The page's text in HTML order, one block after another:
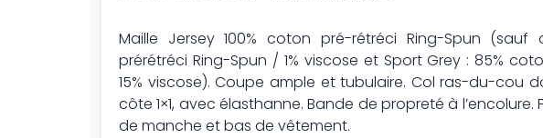
Maille Jersey 100% coton pré-rétréci Ring-Spun
prérétréci Ring-Spun / 1% viscose et Sport Grey : 85%
15% viscose). Coupe ample et tubulaire. Col ras-du-cou
côte 1×1, avec élasthanne. Bande de propreté à
de manche et bas de vêtement.